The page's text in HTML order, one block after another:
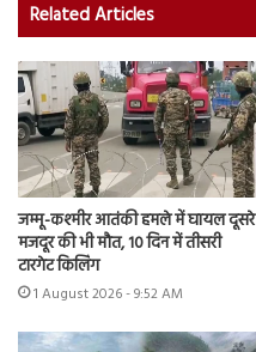
Related Articles
जम्मू-कश्मीर आतंकी हमले में घायल दूसरे
मजदूर की भी मौत, 10 दिन में तीसरी
टारगेट किलिंग
1 August 2026 - 9:52 AM